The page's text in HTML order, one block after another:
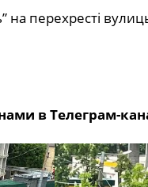
на перехресті
в Телеграм-